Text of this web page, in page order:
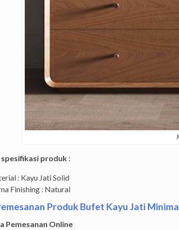
produk :
: Kayu Jati Solid
Finishing : Natural
Produk Bufet Kayu Jati
Pemesanan Online